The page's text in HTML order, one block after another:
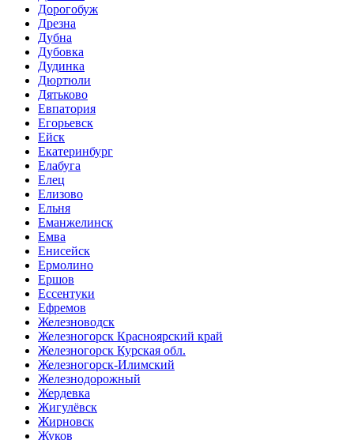
Дорогобуж
Дрезна
Дубна
Дубовка
Дудинка
Дюртюли
Дятьково
Евпатория
Егорьевск
Ейск
Екатеринбург
Елабуга
Елец
Елизово
Ельня
Еманжелинск
Емва
Енисейск
Ермолино
Ершов
Ессентуки
Ефремов
Железноводск
Железногорск Красноярский край
Железногорск Курская обл.
Железногорск-Илимский
Железнодорожный
Жердевка
Жигулёвск
Жирновск
Жуков